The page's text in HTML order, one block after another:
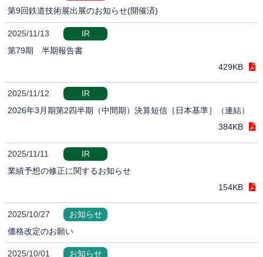
第9回鉄道技術展出展のお知らせ(開催済)
2025/11/13
IR
第79期 半期報告書
429KB
2025/11/12
IR
2026年3月期第2四半期（中間期）決算短信［日本基準］（連結）
384KB
2025/11/11
IR
業績予想の修正に関するお知らせ
154KB
2025/10/27
お知らせ
価格改定のお願い
2025/10/01 お知らせ